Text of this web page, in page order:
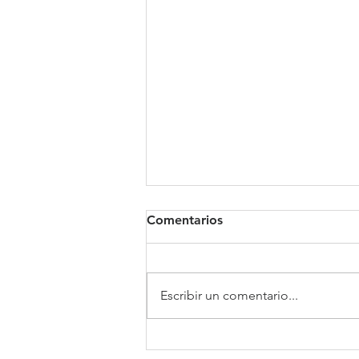
Clínica Somno
Comentarios
Escribir un comentario...